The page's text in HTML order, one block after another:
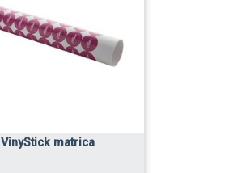
VinyStick matrica